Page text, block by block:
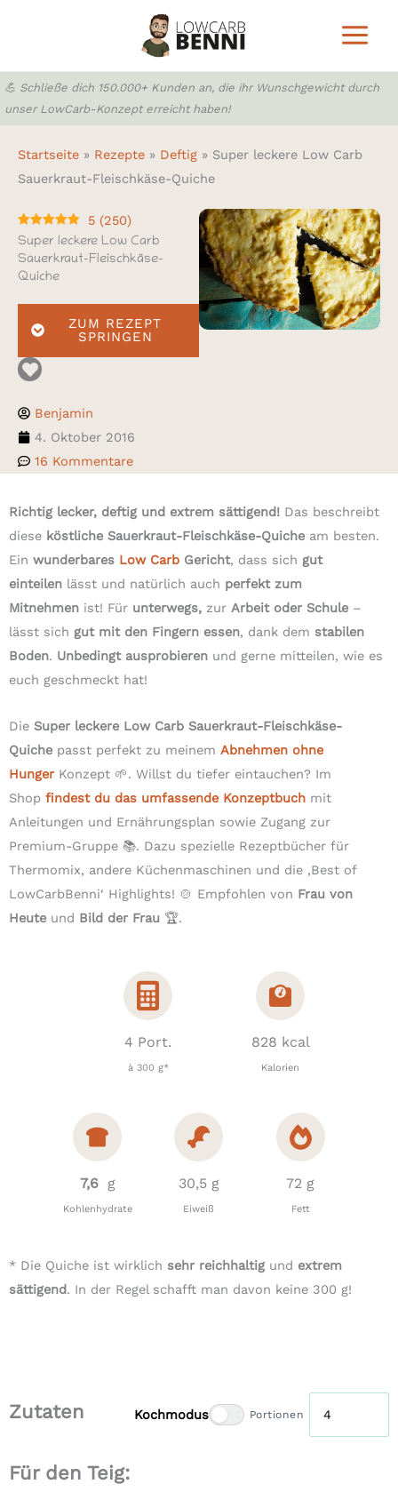
💪 Schließe dich 150.000+ Kunden an, die ihr Wunschgewicht durch
unser LowCarb-Konzept erreicht haben!
Startseite » Rezepte » Deftig » Super leckere Low Carb
Sauerkraut-Fleischkäse-Quiche
5 (250)
Super leckere Low Carb
Sauerkraut-Fleischkäse-
Quiche
ZUM REZEPT
SPRINGEN
Benjamin
4. Oktober 2016
16 Kommentare
Richtig lecker, deftig und extrem sättigend! Das beschreibt
diese köstliche Sauerkraut-Fleischkäse-Quiche am besten.
Ein wunderbares Low Carb Gericht, dass sich gut
einteilen lässt und natürlich auch perfekt zum
Mitnehmen ist! Für unterwegs, zur Arbeit oder Schule –
lässt sich gut mit den Fingern essen, dank dem stabilen
Boden. Unbedingt ausprobieren und gerne mitteilen, wie es
euch geschmeckt hat!
Die Super leckere Low Carb Sauerkraut-Fleischkäse-
Quiche passt perfekt zu meinem Abnehmen ohne
HungerKonzept 🌱. Willst du tiefer eintauchen? Im
Shop findest du das umfassende Konzeptbuch mit
Anleitungen und Ernährungsplan sowie Zugang zur
Premium-Gruppe 📚. Dazu spezielle Rezeptbücher für
Thermomix, andere Küchenmaschinen und die ‚Best of
LowCarbBenni‘ Highlights! 🍲 Empfohlen von Frau von
Heute und Bild der Frau 🏆.
4 Port.
à 300 g*
828 kcal
Kalorien
7,6g
Kohlenhydrate
30,5 g
Eiweiß
72 g
Fett
* Die Quiche ist wirklich sehr reichhaltigund extrem
sättigend. In der Regel schafft man davon keine 300 g!
Zutaten Kochmodus Portionen
Für den Teig: